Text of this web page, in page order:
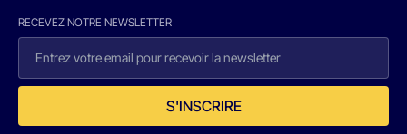
RECEVEZ NOTRE NEWSLETTER
S'INSCRIRE